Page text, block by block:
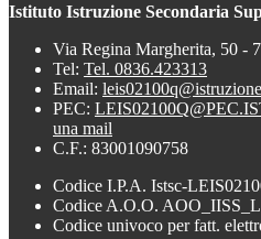
Istituto Istruzione Secondaria
Via Regina Margherita, 50 -
Tel: Tel. 0836.423313
Email:
PEC:
una mail
C.F.: 83001090758
Codice I.P.A. Istsc-
Codice A.O.O.
Codice univoco per fatt.